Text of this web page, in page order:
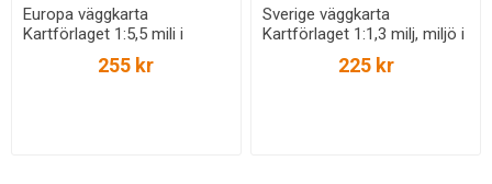
Europa väggkarta
Kartförlaget 1:5,5 mili i
255 kr
Sverige väggkarta
Kartförlaget 1:1,3 milj, miljö i
225 kr